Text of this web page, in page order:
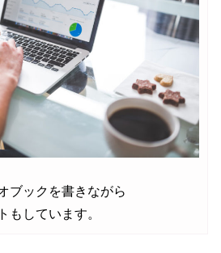
ブックを書きながら
もしています。